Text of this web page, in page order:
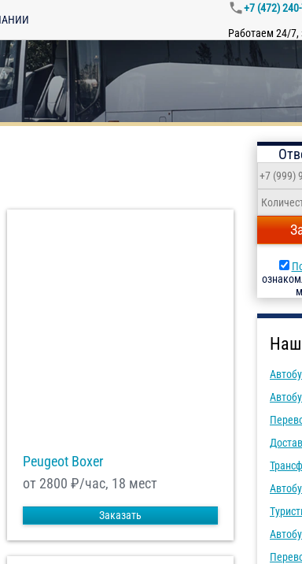
+7 (472)
Работаем 24/7,
Peugeot Boxer
от 2800 ₽/час, 18 мест
Заказать